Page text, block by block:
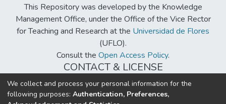
This Repository was developed by the Knowledge
Management Office, under the Office of the Vice Rector
for Teaching and Research at the Universidad de Flores
(UFLO).
Consult the Open Access Policy.
CONTACT & LICENSE
biblioteca@uflouniversidad.edu.ar
Creative Commons LicenseBY-NC-ND 4.0
We collect and process your personal information for the
following purposes: Authentication, Preferences,